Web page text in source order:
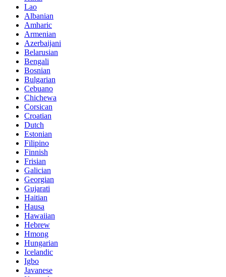
Lao
Albanian
Amharic
Armenian
Azerbaijani
Belarusian
Bengali
Bosnian
Bulgarian
Cebuano
Chichewa
Corsican
Croatian
Dutch
Estonian
Filipino
Finnish
Frisian
Galician
Georgian
Gujarati
Haitian
Hausa
Hawaiian
Hebrew
Hmong
Hungarian
Icelandic
Igbo
Javanese